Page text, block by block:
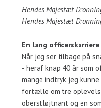
Hendes Majestæt
Hendes Majestæt
En lang officerskarriere
Når jeg ser tilbage på
- heraf knap 40 år som
mange indtryk jeg
fortælle om tre
oberstløjtnant og en